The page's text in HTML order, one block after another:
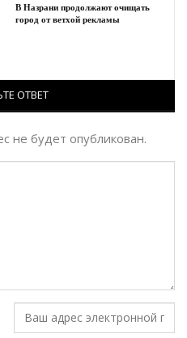
В Назрани продолжают очищать
город от ветхой рекламы
ОТВЕТ
не будет опубликован.